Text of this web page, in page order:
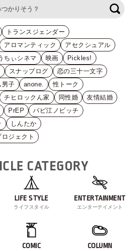
トランスジェンダー
アロマンティック
アセクシュアル
ちぃシネマ 映画
Pickles!
スナップログ
恋の三十一文字
男子
anone.
性トーク
チヒロックん家 同性婚
友情結婚
PrEP
バビ江ノビッチ
しんたか
ジェクト
CATEGORY
LIFE STYLE
ライフスタイル
ENTERTAINMENT
エンターテイメント
COMIC COLUMN